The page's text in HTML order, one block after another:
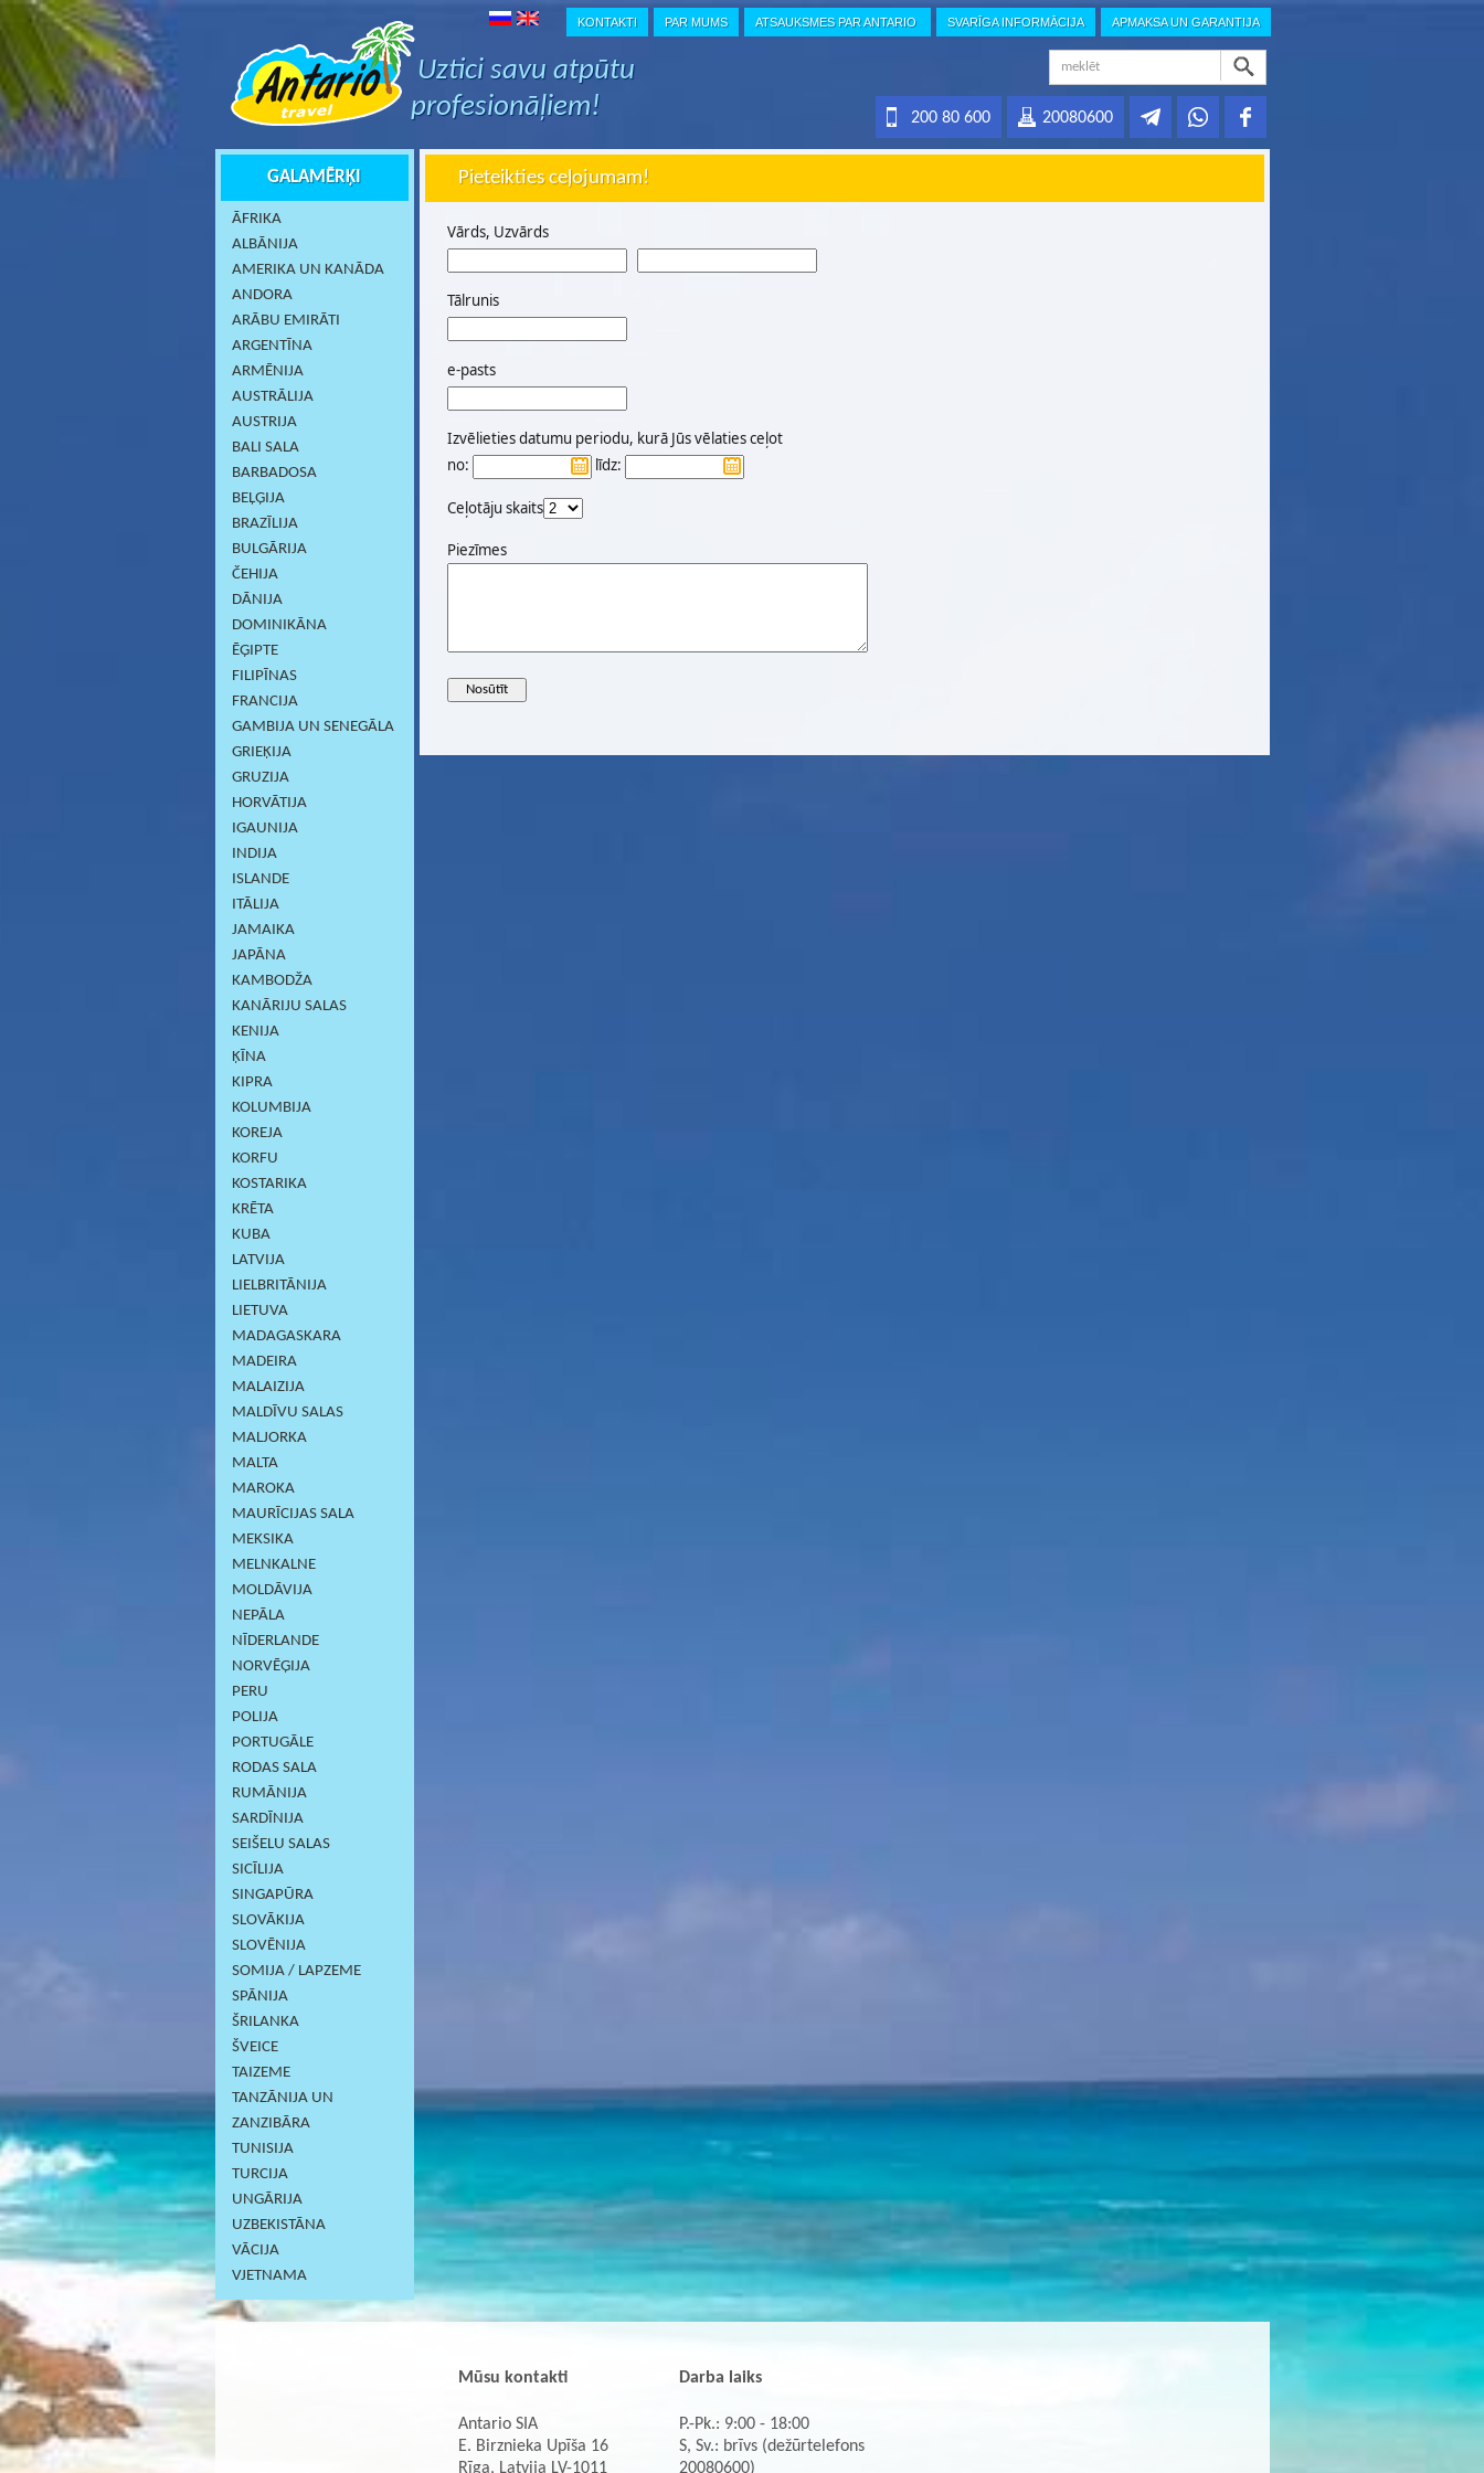
KONTAKTI PAR MUMS ATSAUKSMES PAR ANTARIO SVARĪGA INFORMĀCIJA APMAKSA UN GARANTIJA
Uztici savu atpūtu
profesionāļiem!
20080600
200 80 600
GALAMĒRĶI
ĀFRIKA
ALBĀNIJA
AMERIKA UN KANĀDA
ANDORA
ARĀBU EMIRĀTI
ARGENTĪNA
ARMĒNIJA
AUSTRĀLIJA
AUSTRIJA
BALI SALA
BARBADOSA
BEĻĢIJA
BRAZĪLIJA
BULGĀRIJA
ČEHIJA
DĀNIJA
DOMINIKĀNA
ĒĢIPTE
FILIPĪNAS
FRANCIJA
GAMBIJA UN SENEGĀLA
GRIEĶIJA
GRUZIJA
HORVĀTIJA
IGAUNIJA
INDIJA
ISLANDE
ITĀLIJA
JAMAIKA
JAPĀNA
KAMBODŽA
KANĀRIJU SALAS
KENIJA
ĶĪNA
KIPRA
KOLUMBIJA
KOREJA
KORFU
KOSTARIKA
KRĒTA
KUBA
LATVIJA
LIELBRITĀNIJA
LIETUVA
MADAGASKARA
MADEIRA
MALAIZIJA
MALDĪVU SALAS
MALJORKA
MALTA
MAROKA
MAURĪCIJAS SALA
MEKSIKA
MELNKALNE
MOLDĀVIJA
NEPĀLA
NĪDERLANDE
NORVĒĢIJA
PERU
POLIJA
PORTUGĀLE
RODAS SALA
RUMĀNIJA
SARDĪNIJА
SEIŠELU SALAS
SICĪLIJA
SINGAPŪRA
SLOVĀKIJA
SLOVĒNIJA
SOMIJA / LAPZEME
SPĀNIJA
ŠRILANKA
ŠVEICE
TAIZEME
TANZĀNIJA UN
ZANZIBĀRA
TUNISIJA
TURCIJA
UNGĀRIJA
UZBEKISTĀNA
VĀCIJA
VJETNAMA
Pieteikties ceļojumam!
Vārds, Uzvārds
Tālrunis
e-pasts
Izvēlieties datumu periodu, kurā Jūs vēlaties ceļot
no:
līdz:
Ceļotāju skaits
Piezīmes
Mūsu kontakti
Antario SIA
E. Birznieka Upīša 16
Rīga, Latvija LV-1011
Darba laiks
P.-Pk.: 9:00 - 18:00
S, Sv.: brīvs (dežūrtelefons
20080600)